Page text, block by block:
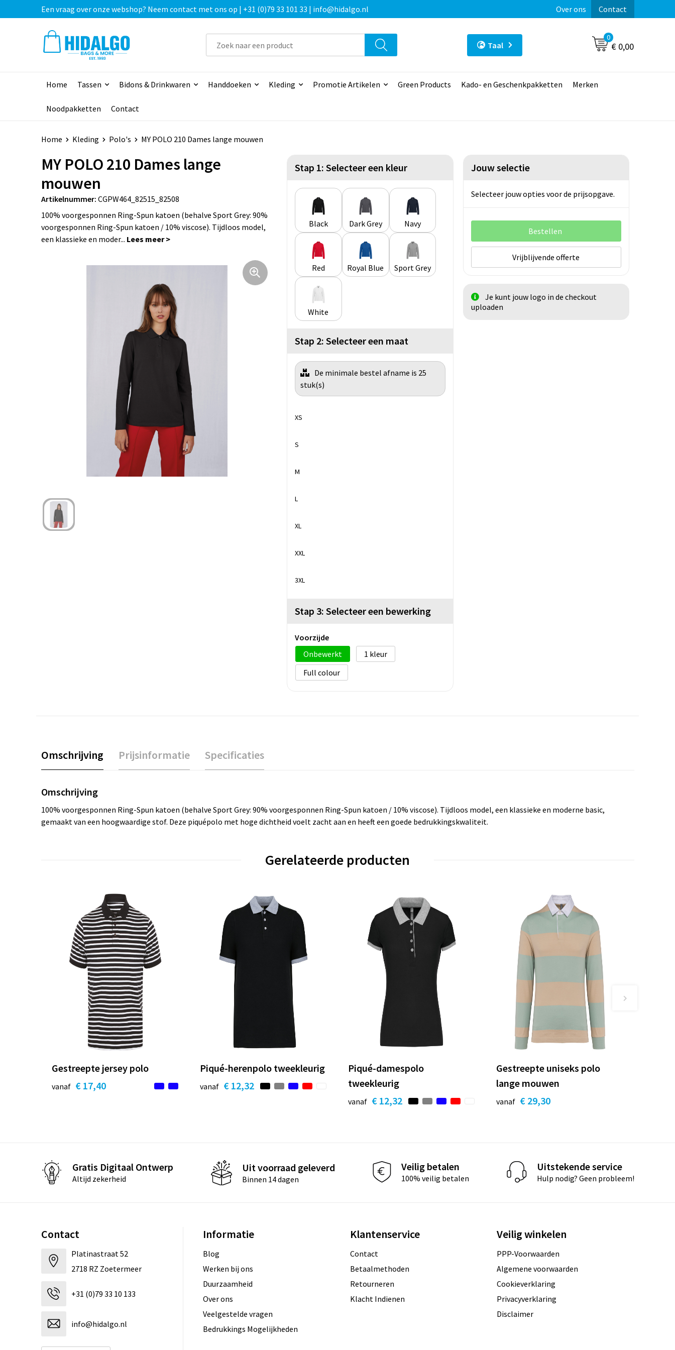
Een vraag over onze webshop? Neem contact met ons op | +31 (0)79 33 101 33 | info@hidalgo.nl Over ons Contact
Taal
0
€ 0,00
Home Tassen Bidons & Drinkwaren Handdoeken Kleding Promotie Artikelen Green Products Kado- en Geschenkpakketten Merken
Noodpakketten Contact
Home Kleding Polo's MY POLO 210 Dames lange mouwen
MY POLO 210 Dames lange
mouwen
Artikelnummer: CGPW464_82515_82508
100% voorgesponnen Ring-Spun katoen (behalve Sport Grey: 90%
voorgesponnen Ring-Spun katoen / 10% viscose). Tijdloos model,
een klassieke en moder...
Stap 1: Selecteer een kleur
Black Dark Grey Navy
Red Royal Blue Sport Grey
White
Stap 2: Selecteer een maat
De minimale bestel afname is 25
stuk(s)
XS
S
M
L
XL
XXL
3XL
Stap 3: Selecteer een bewerking
Voorzijde
Onbewerkt
1
Full colour
Jouw selectie
Selecteer jouw opties voor de prijsopgave.
Bestellen
Vrijblijvende offerte
Je kunt jouw logo in de checkout
uploaden
Omschrijving Prijsinformatie Specificaties
Omschrijving
100% voorgesponnen Ring-Spun katoen (behalve Sport Grey: 90% voorgesponnen Ring-Spun katoen / 10% viscose). Tijdloos model, een klassieke en moderne basic,
gemaakt van een hoogwaardige stof. Deze piquépolo met hoge dichtheid voelt zacht aan en heeft een goede bedrukkingskwaliteit.
Gerelateerde producten
Gestreepte jersey polo
vanaf € 17,40
Piqué-herenpolo tweekleurig
vanaf € 12,32
Piqué-damespolo
tweekleurig
vanaf € 12,32
Gestreepte uniseks polo
lange mouwen
vanaf € 29,30
Gratis Digitaal Ontwerp
Altijd zekerheid
Uit voorraad geleverd
Binnen 14 dagen
Veilig betalen
100% veilig betalen
Uitstekende service
Hulp nodig? Geen probleem!
Contact
Platinastraat 52
2718 RZ Zoetermeer
+31 (0)79 33 10 133
info@hidalgo.nl
Informatie
Blog
Werken bij ons
Duurzaamheid
Over ons
Veelgestelde vragen
Bedrukkings Mogelijkheden
Klantenservice
Contact
Betaalmethoden
Retourneren
Klacht Indienen
Veilig winkelen
PPP-Voorwaarden
Algemene voorwaarden
Cookieverklaring
Privacyverklaring
Disclaimer